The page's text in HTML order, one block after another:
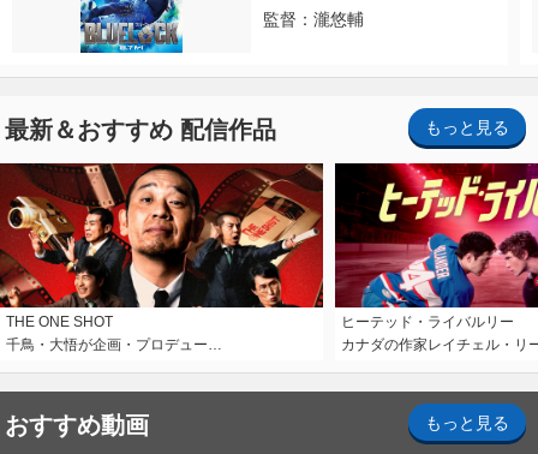
監督：瀧悠輔
最新＆おすすめ 配信作品 もっと見る
THE ONE SHOT
千鳥・大悟が企画・プロデュー…
ヒーテッド・ライバルリー
カナダの作家レイチェル・リ
おすすめ動画 もっと見る